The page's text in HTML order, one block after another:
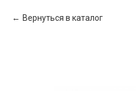
Вернуться в каталог